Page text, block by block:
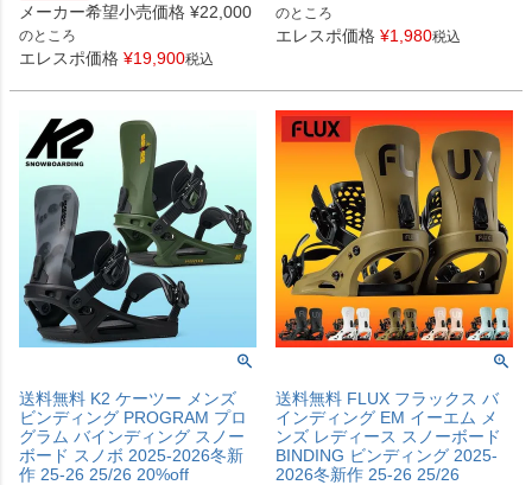
メーカー希望小売価格 ¥22,000
のところ
エレスポ価格 ¥19,900税込
のところ
エレスポ価格 ¥1,980税込
送料無料 K2 ケーツー メンズ
ビンディング PROGRAM プロ
グラム バインディング スノー
ボード スノボ 2025-2026冬新
作 25-26 25/26 20%off
送料無料 FLUX フラックス バ
インディング EM イーエム メ
ンズ レディース スノーボード
BINDING ビンディング 2025-
2026冬新作 25-26 25/26